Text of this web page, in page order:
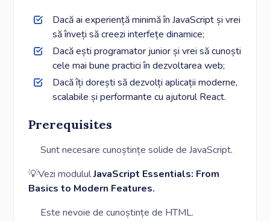
Dacă ai experiență minimă în JavaScript și vrei
să înveți să creezi interfețe dinamice;
Dacă ești programator junior și vrei să cunoști
cele mai bune practici în dezvoltarea web;
Dacă îți dorești să dezvolți aplicații moderne,
scalabile și performante cu ajutorul React.
Prerequisites
Sunt necesare cunoștințe solide de JavaScript.
💡Vezi modululJavaScript Essentials: From
Basics to Modern Features.
Este nevoie de cunoștințe de HTML.